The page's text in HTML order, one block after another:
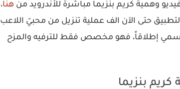
وهمية كريم بنزيما مباشرةً للأندرويد من هنا،
حتى الآن الف عملية تنزيل من محبيّ اللاعب
رسمي إطلاقاً، فهو مخصص فقط للترفيه والمزح
بنزيما